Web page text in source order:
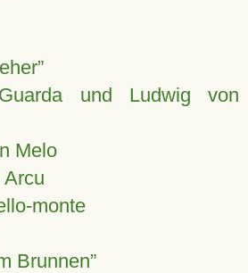
und Ludwig von
Melo
monte
Brunnen